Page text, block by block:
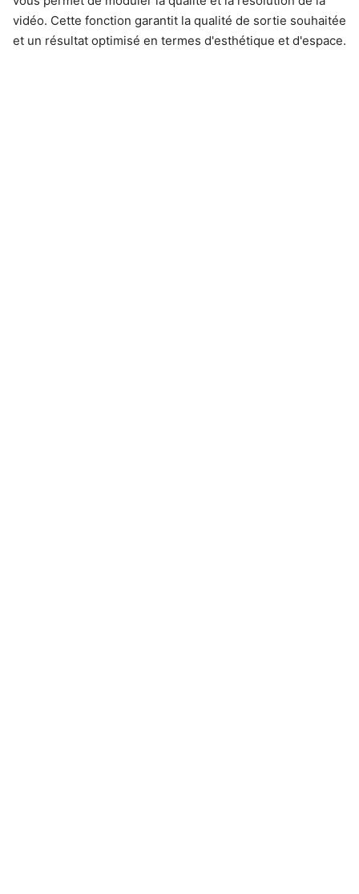
vidéo. Cette fonction garantit la qualité de sortie souhaitée
et un résultat optimisé en termes d'esthétique et d'espace.